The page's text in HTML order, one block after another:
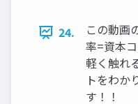
24.
この動画
率=資本
軽く触れ
トをわか
す！！